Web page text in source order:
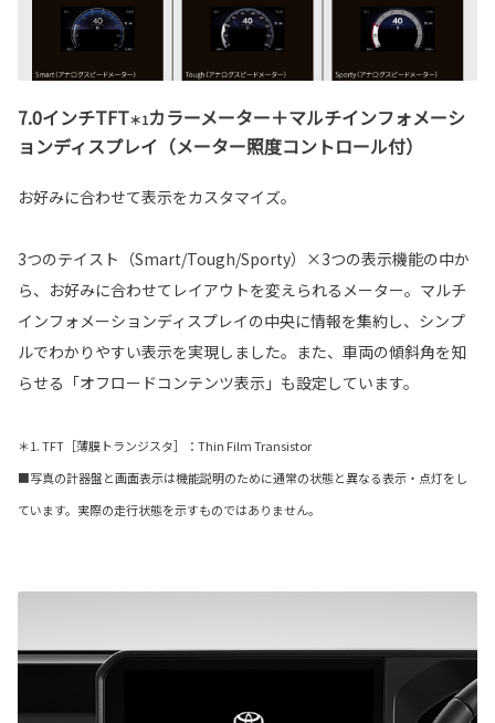
7.0インチTFT＊1カラーメーター＋マルチインフォメーシ
ョンディスプレイ（メーター照度コントロール付）
お好みに合わせて表示をカスタマイズ。
3つのテイスト（Smart/Tough/Sporty）×3つの表示機能の中か
ら、お好みに合わせてレイアウトを変えられるメーター。マルチ
インフォメーションディスプレイの中央に情報を集約し、シンプ
ルでわかりやすい表示を実現しました。また、車両の傾斜角を知
らせる「オフロードコンテンツ表示」も設定しています。
＊1. TFT［薄膜トランジスタ］：Thin Film Transistor
■写真の計器盤と画面表示は機能説明のために通常の状態と異なる表示・点灯をし
ています。実際の走行状態を示すものではありません。